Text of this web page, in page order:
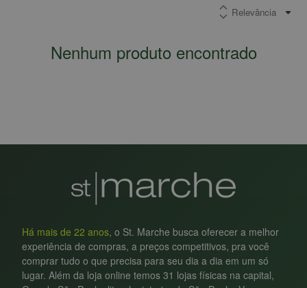
Nenhum produto encontrado
Há mais de 22 anos, o St. Marche busca oferecer a melhor
experiência de compras, a preços competitivos, pra você
comprar tudo o que precisa para seu dia a dia em um só
lugar. Além da loja online temos 31 lojas físicas na capital,